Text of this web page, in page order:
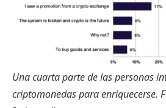
Una cuarta parte de las personas
criptomonedas para enriquecerse.